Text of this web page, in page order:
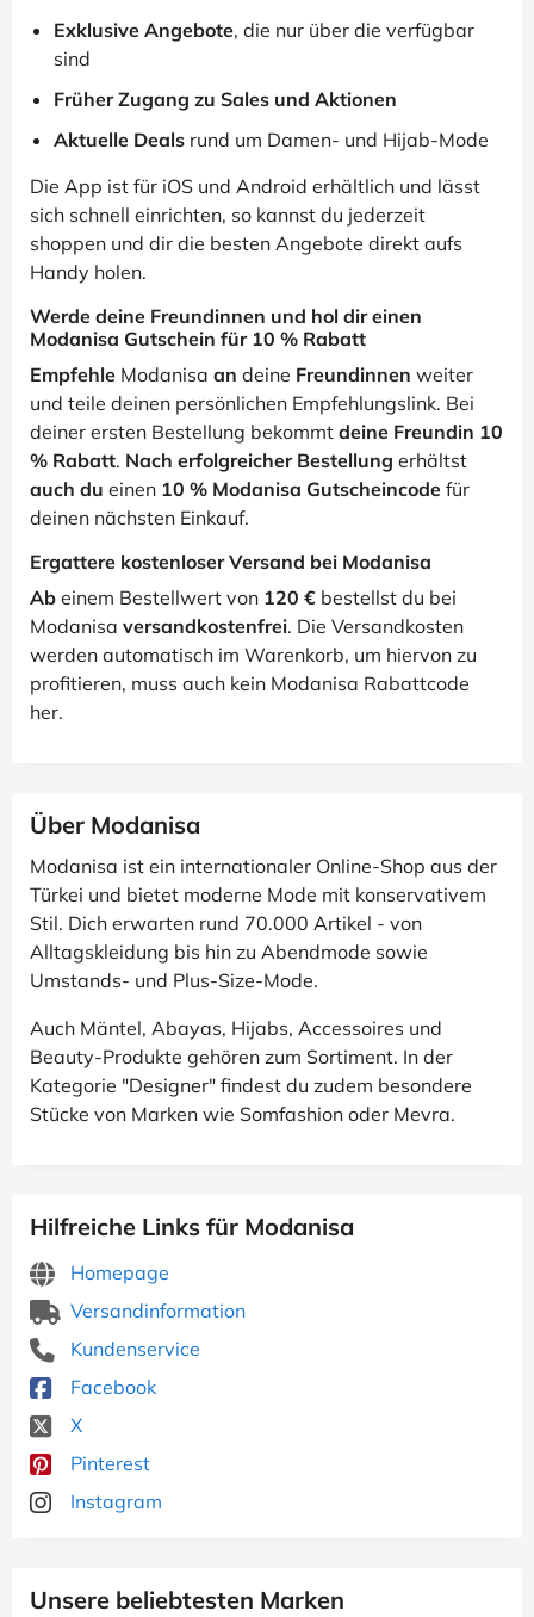
Exklusive Angebote, die nur über die verfügbar
sind
Früher Zugang zu Sales und Aktionen
Aktuelle Deals rund um Damen- und Hijab-Mode
Die App ist für iOS und Android erhältlich und lässt
sich schnell einrichten, so kannst du jederzeit
shoppen und dir die besten Angebote direkt aufs
Handy holen.
Werde deine Freundinnen und hol dir einen
Modanisa Gutschein für 10 % Rabatt
Empfehle Modanisa an deine Freundinnen weiter
und teile deinen persönlichen Empfehlungslink. Bei
deiner ersten Bestellung bekommt deine Freundin 10
% Rabatt. Nach erfolgreicher Bestellung erhältst
auch du einen 10 % Modanisa Gutscheincode für
deinen nächsten Einkauf.
Ergattere kostenloser Versand bei Modanisa
Ab einem Bestellwert von 120 € bestellst du bei
Modanisa versandkostenfrei. Die Versandkosten
werden automatisch im Warenkorb, um hiervon zu
profitieren, muss auch kein Modanisa Rabattcode
her.
Über Modanisa
Modanisa ist ein internationaler Online-Shop aus der
Türkei und bietet moderne Mode mit konservativem
Stil. Dich erwarten rund 70.000 Artikel - von
Alltagskleidung bis hin zu Abendmode sowie
Umstands- und Plus-Size-Mode.
Auch Mäntel, Abayas, Hijabs, Accessoires und
Beauty-Produkte gehören zum Sortiment. In der
Kategorie "Designer" findest du zudem besondere
Stücke von Marken wie Somfashion oder Mevra.
Hilfreiche Links für Modanisa
Homepage
Versandinformation
Kundenservice
Facebook
X
Pinterest
Instagram
Unsere beliebtesten Marken